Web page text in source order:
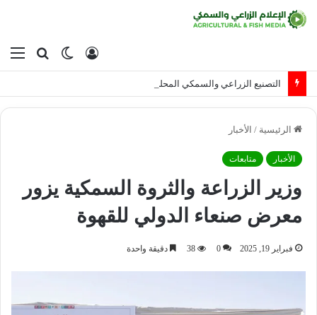
بحث
عن
الوضع
المظلم
تسجيل
الدخول
التصنيع الزراعي والسمكي المحلي
الرئيسية / الأخبار
الأخبار متابعات
وزير الزراعة والثروة السمكية يزور
معرض صنعاء الدولي للقهوة
فبراير 19, 2025 0
38 دقيقة واحدة